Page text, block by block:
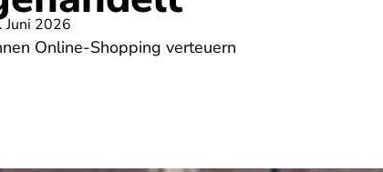
Juni 2026
Online-Shopping verteuern